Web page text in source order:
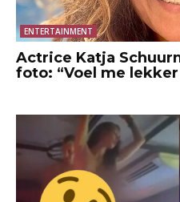
ENTERTAINMENT
Actrice Katja
foto: “Voel me lekker